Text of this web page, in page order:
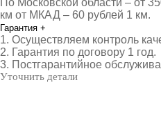
По Московской области – от
км от МКАД – 60 рублей 1 км.
Гарантия +
1. Осуществляем контроль
2. Гарантия по договору 1 год.
3. Постгарантийное